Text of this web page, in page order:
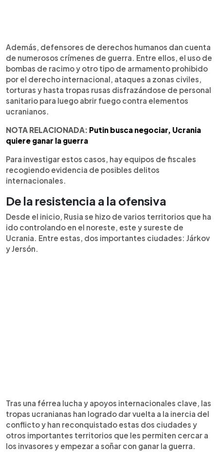
Además, defensores de derechos humanos dan cuenta
de numerosos crímenes de guerra. Entre ellos, el uso de
bombas de racimo y otro tipo de armamento prohibido
por el derecho internacional, ataques a zonas civiles,
torturas y hasta tropas rusas disfrazándose de personal
sanitario para luego abrir fuego contra elementos
ucranianos.
NOTA RELACIONADA: Putin busca negociar, Ucrania
quiere ganar la guerra
Para investigar estos casos, hay equipos de fiscales
recogiendo evidencia de posibles delitos
internacionales.
De la resistencia a la ofensiva
Desde el inicio, Rusia se hizo de varios territorios que ha
ido controlando en el noreste, este y sureste de
Ucrania. Entre estas, dos importantes ciudades: Járkov
y Jersón.
Tras una férrea lucha y apoyos internacionales clave, las
tropas ucranianas han logrado dar vuelta a la inercia del
conflicto y han reconquistado estas dos ciudades y
otros importantes territorios que les permiten cercar a
los invasores y empezar a soñar con ganar la guerra.